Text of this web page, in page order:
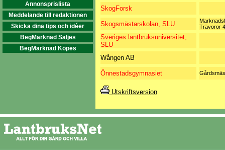
Annonsprislista
Meddelande till redaktionen
Skicka dina tips och idéer
BegMarknad Säljes
BegMarknad Köpes
SkogForsk
Skogsmästarskolan, SLU
Trävoror
Sveriges lantbruksuniversitet,
SLU
Wången AB
Önnestadsgymnasiet
Utskriftsversion